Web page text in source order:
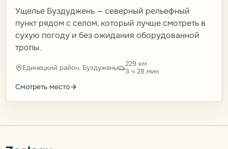
Ущелье Буздуджень — северный рельефный
пункт рядом с селом, который лучше смотреть в
сухую погоду и без ожидания оборудованной
тропы.
Единецкий район, Буздужены
229 км
3 ч 28 мин
Смотреть место